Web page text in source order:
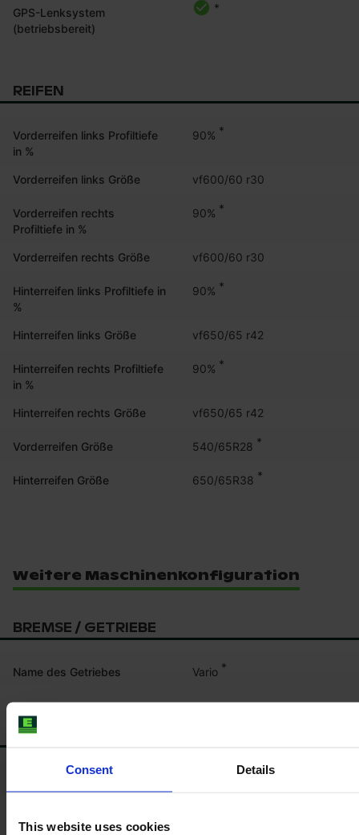
Consent Details
This website uses cookies
GPS-Lenksystem
(betriebsbereit)
*
REIFEN
Vorderreifen links Profiltiefe
in %
90% *
Vorderreifen links Größe vf600/60 r30
Vorderreifen rechts
Profiltiefe in %
90% *
Vorderreifen rechts Größe vf600/60 r30
Hinterreifen links Profiltiefe in
%
90% *
Hinterreifen links Größe vf650/65 r42
Hinterreifen rechts Profiltiefe
in %
90% *
Hinterreifen rechts Größe vf650/65 r42
Vorderreifen Größe 540/65R28 *
Hinterreifen Größe 650/65R38 *
Weitere Maschinenkonfiguration
BREMSE / GETRIEBE
Name des Getriebes Vario *
KABINE